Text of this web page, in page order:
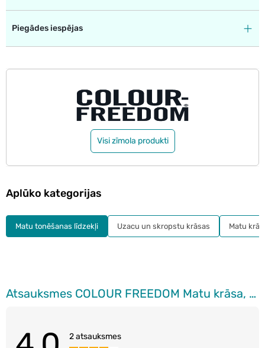
Piegādes iespējas
Visi zīmola produkti
Atsauksmes COLOUR FREEDOM Matu krāsa, Pink Pizazz
2 atsauksmes
Aplūko kategorijas
Matu tonēšanas līdzekļi Uzacu un skropstu krāsas Matu